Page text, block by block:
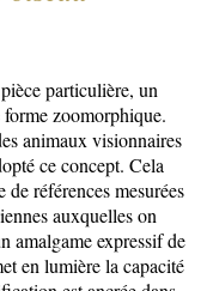
particulière, un
forme zoomorphique.
animaux visionnaires
ce concept. Cela
références mesurées
auxquelles on
amalgame expressif de
en lumière la capacité